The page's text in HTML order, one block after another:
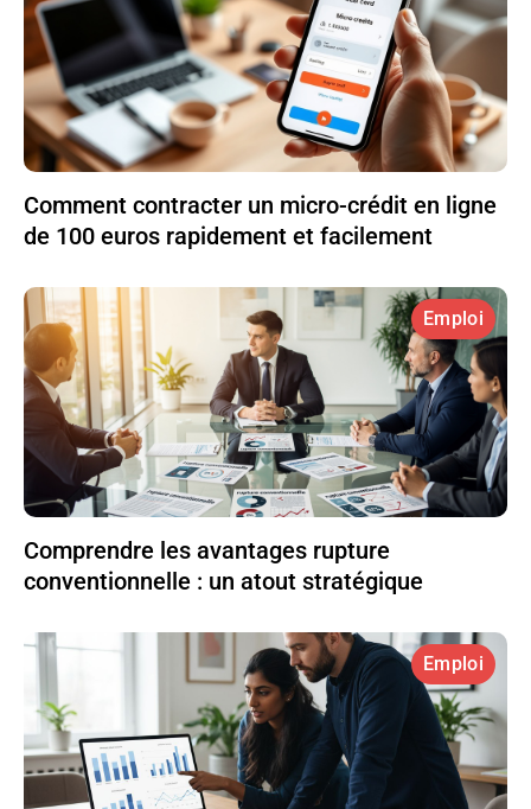
Comment contracter un micro-crédit en ligne
de 100 euros rapidement et facilement
Emploi
Comprendre les avantages rupture
conventionnelle : un atout stratégique
Emploi